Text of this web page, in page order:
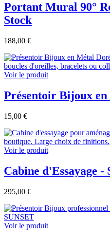
Portant Mural 90°
Stock
188,00 €
Voir le produit
Présentoir Bijoux
15,00 €
Voir le produit
Cabine d'Essayage -
295,00 €
Voir le produit